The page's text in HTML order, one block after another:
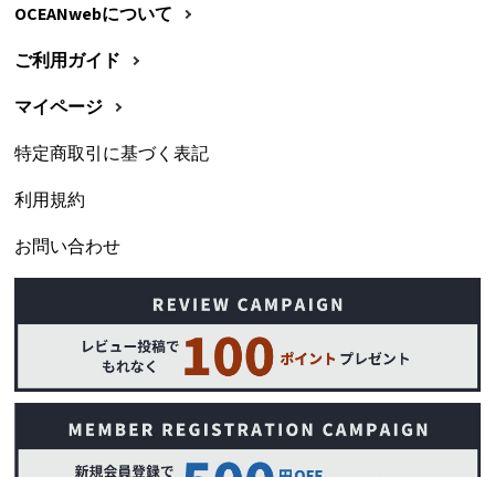
OCEANwebについて
ご利用ガイド
マイページ
特定商取引に基づく表記
利用規約
お問い合わせ